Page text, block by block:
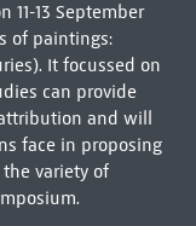
13 September
of paintings:
It focussed on
can provide
and will
face in proposing
variety of